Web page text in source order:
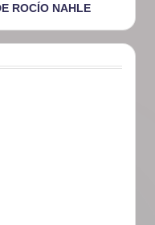
ROCÍO NAHLE